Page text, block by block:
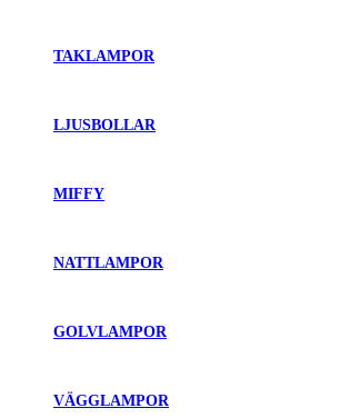
TAKLAMPOR
LJUSBOLLAR
MIFFY
NATTLAMPOR
GOLVLAMPOR
VÄGGLAMPOR